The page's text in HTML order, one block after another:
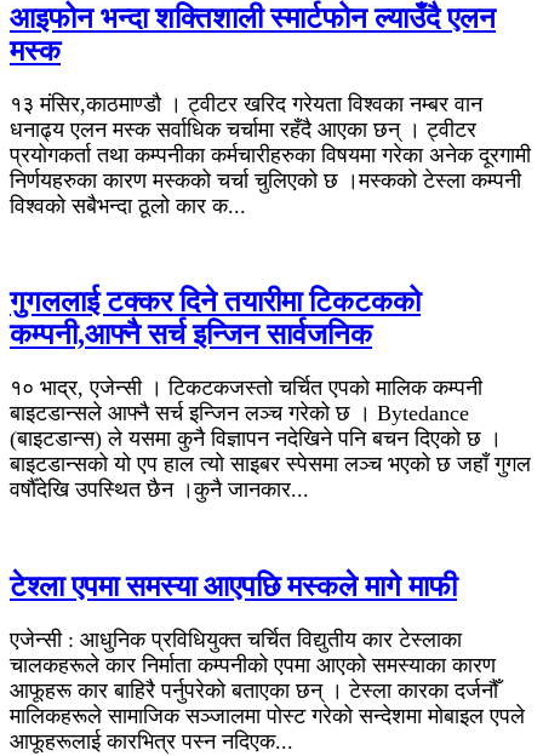
आइफोन भन्दा शक्तिशाली स्मार्टफोन ल्याउँदै एलन
मस्क
१३ मंसिर,काठमाण्डौ । ट्वीटर खरिद गरेयता विश्वका नम्बर वान
धनाढ्य एलन मस्क सर्वाधिक चर्चामा रहँदै आएका छन् । ट्वीटर
प्रयोगकर्ता तथा कम्पनीका कर्मचारीहरुका विषयमा गरेका अनेक दूरगामी
निर्णयहरुका कारण मस्कको चर्चा चुलिएको छ ।मस्कको टेस्ला कम्पनी
विश्वको सबैभन्दा ठूलो कार क...
गुगललाई टक्कर दिने तयारीमा टिकटकको
कम्पनी,आफ्नै सर्च इन्जिन सार्वजनिक
१० भाद्र, एजेन्सी । टिकटकजस्तो चर्चित एपको मालिक कम्पनी
बाइटडान्सले आफ्नै सर्च इन्जिन लञ्च गरेको छ । Bytedance
(बाइटडान्स) ले यसमा कुनै विज्ञापन नदेखिने पनि बचन दिएको छ ।
बाइटडान्सको यो एप हाल त्यो साइबर स्पेसमा लञ्च भएको छ जहाँ गुगल
वर्षौँदेखि उपस्थित छैन ।कुनै जानकार...
टेश्ला एपमा समस्या आएपछि मस्कले मागे माफी
एजेन्सी : आधुनिक प्रविधियुक्त चर्चित विद्युतीय कार टेस्लाका
चालकहरूले कार निर्माता कम्पनीको एपमा आएको समस्याका कारण
आफूहरू कार बाहिरै पर्नुपरेको बताएका छन् । टेस्ला कारका दर्जनौँ
मालिकहरूले सामाजिक सञ्जालमा पोस्ट गरेको सन्देशमा मोबाइल एपले
आफूहरूलाई कारभित्र पस्न नदिएक...